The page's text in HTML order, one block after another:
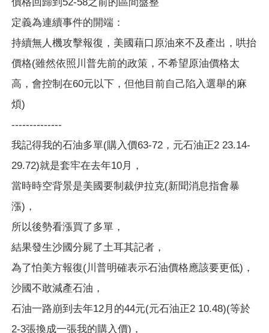
價格回歸到52-58之前的區間盤整
定義為連續事件的開端：
持續無人機攻擊報復，美國藉口原油來不及產出，哄抬
價格(雖然依照川普先前的政策，不希望原油價格太
高，會控制在60元以下，但他目前自己陷入選舉的麻
煩)
--------------
我記得我的石油多單(購入價63-72，元石油正2 23.14-
29.72)就是套牢在去年10月，
當時時空背景是美國要制裁伊拉克(新聞消息指會暴
漲)，
所以後勢看漲買了多單，
結果發生沙國分屍了土耳其記者，
為了怕美方報復(川普明確表示石油價格應該要更低)，
沙國不敢減產石油，
石油一路崩到去年12月的44元(元石油正2 10.48)(等於
2-3張換成一張我的購入價)，